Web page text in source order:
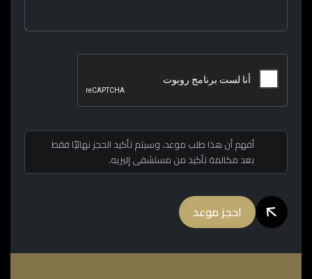
أفهم أن هذا طلب موعد، وسيتم تأكيد الحجز نهائيًا فقط
بعد مكالمة تأكيد من مستشفى إليزيه.
احجز موعد